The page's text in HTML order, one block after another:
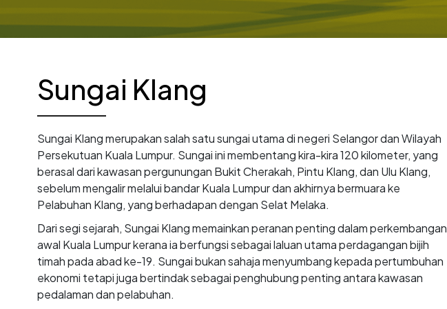
Sungai Klang
Sungai Klang merupakan salah satu sungai utama di negeri Selangor dan Wilayah
Persekutuan Kuala Lumpur. Sungai ini membentang kira-kira 120 kilometer, yang
berasal dari kawasan pergunungan Bukit Cherakah, Pintu Klang, dan Ulu Klang,
sebelum mengalir melalui bandar Kuala Lumpur dan akhirnya bermuara ke
Pelabuhan Klang, yang berhadapan dengan Selat Melaka.
Dari segi sejarah, Sungai Klang memainkan peranan penting dalam perkembangan
awal Kuala Lumpur kerana ia berfungsi sebagai laluan utama perdagangan bijih
timah pada abad ke-19. Sungai bukan sahaja menyumbang kepada pertumbuhan
ekonomi tetapi juga bertindak sebagai penghubung penting antara kawasan
pedalaman dan pelabuhan.